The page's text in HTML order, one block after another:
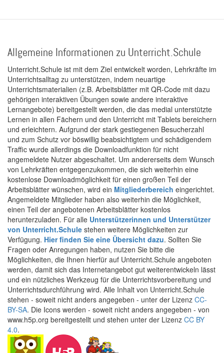
Allgemeine Informationen zu Unterricht.Schule
Unterricht.Schule ist mit dem Ziel entwickelt worden, Lehrkräfte im
Unterrichtsalltag zu unterstützen, indem neuartige
Unterrichtsmaterialien (z.B. Arbeitsblätter mit QR-Code mit dazu
gehörigen interaktiven Übungen sowie andere interaktive
Lernangebote) bereitgestellt werden, die das medial unterstützte
Lernen in allen Fächern und den Unterricht mit Tablets bereichern
und erleichtern. Aufgrund der stark gestiegenen Besucherzahl
und zum Schutz vor böswillig beabsichtigtem und schädigendem
Traffic wurde allerdings die Downloadfunktion für nicht
angemeldete Nutzer abgeschaltet. Um andererseits dem Wunsch
von Lehrkräften entgegenzukommen, die sich weiterhin eine
kostenlose Downloadmöglichkeit für einen großen Teil der
Arbeitsblätter wünschen, wird ein Mitgliederbereich eingerichtet.
Angemeldete Mitglieder haben also weiterhin die Möglichkeit,
einen Teil der angebotenen Arbeitsblätter kostenlos
herunterzuladen. Für alle Unterstützerinnen und Unterstützer
von Unterricht.Schule stehen weitere Möglichkeiten zur
Verfügung. Hier finden Sie eine Übersicht dazu. Sollten Sie
Fragen oder Anregungen haben, nutzen Sie bitte die
Möglichkeiten, die Ihnen hierfür auf Unterricht.Schule angeboten
werden, damit sich das Internetangebot gut weiterentwickeln lässt
und ein nützliches Werkzeug für die Unterrichtsvorbereitung und
Unterrichtsdurchführung wird. Alle Inhalt von Unterricht.Schule
stehen - soweit nicht anders angegeben - unter der Lizenz CC-
BY-SA. Die Icons werden - soweit nicht anders angegeben - von
www.h5p.org bereitgestellt und stehen unter der Lizenz CC BY
4.0.